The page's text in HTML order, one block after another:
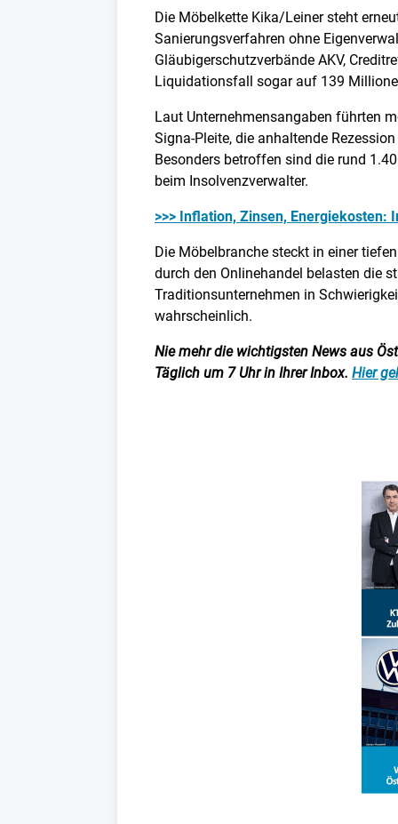
Die Möbelkette Kika/Leiner steht
Sanierungsverfahren ohne
Gläubigerschutzverbände AKV,
Liquidationsfall sogar auf 139
Laut Unternehmensangaben führten
Signa-Pleite, die anhaltende
Besonders betroffen sind die rund
beim Insolvenzverwalter.
>>> Inflation, Zinsen, Energiekosten:
Die Möbelbranche steckt in einer
durch den Onlinehandel belasten die
Traditionsunternehmen in
wahrscheinlich.
Nie mehr die wichtigsten News aus
Täglich um 7 Uhr in Ihrer Inbox. Hier